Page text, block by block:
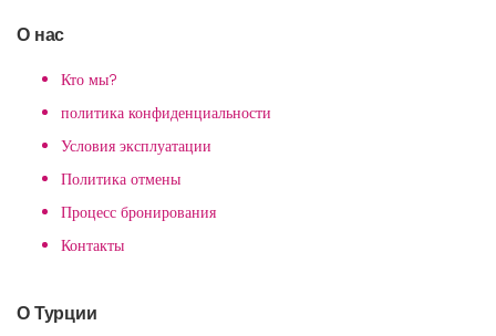
О нас
Кто мы?
политика конфиденциальности
Условия эксплуатации
Политика отмены
Процесс бронирования
Контакты
О Турции